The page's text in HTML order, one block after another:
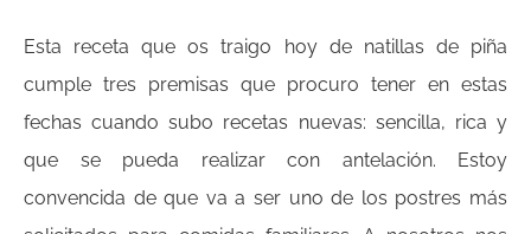
Esta receta que os traigo hoy de natillas de piña
cumple tres premisas que procuro tener en estas
fechas cuando subo recetas nuevas: sencilla, rica y
que se pueda realizar con antelación. Estoy
convencida de que va a ser uno de los postres más